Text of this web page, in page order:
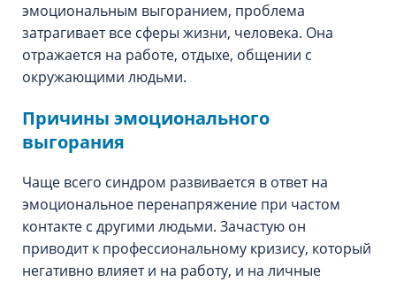
эмоциональным выгоранием, проблема
затрагивает все сферы жизни, человека. Она
отражается на работе, отдыхе, общении с
окружающими людьми.
Причины эмоционального
выгорания
Чаще всего синдром развивается в ответ на
эмоциональное перенапряжение при частом
контакте с другими людьми. Зачастую он
приводит к профессиональному кризису, который
негативно влияет и на работу, и на личные